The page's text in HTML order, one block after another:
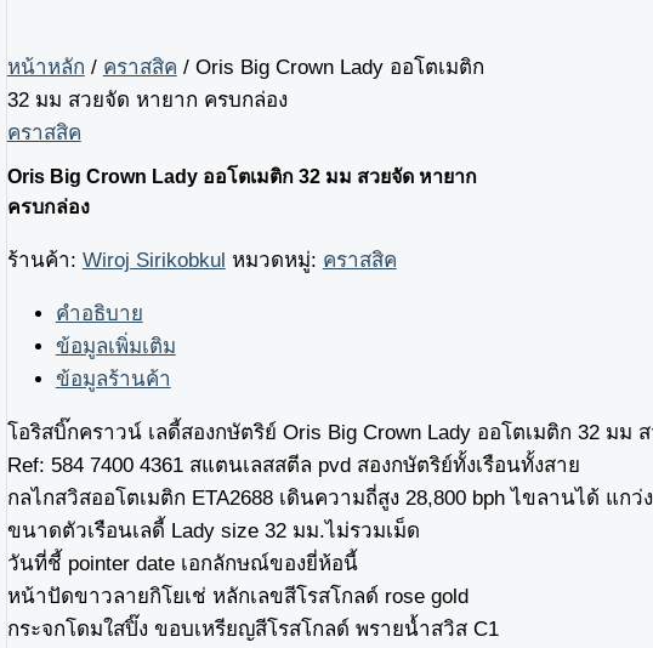
หน้าหลัก / คราสสิค / Oris Big Crown Lady ออโตเมติก
32 มม สวยจัด หายาก ครบกล่อง
คราสสิค
Oris Big Crown Lady ออโตเมติก 32 มม สวยจัด หายาก
ครบกล่อง
ร้านค้า: Wiroj Sirikobkul หมวดหมู่: คราสสิค
คำอธิบาย
ข้อมูลเพิ่มเติม
ข้อมูลร้านค้า
โอริสบิ๊กคราวน์ เลดี้สองกษัตริย์ Oris Big Crown Lady ออโตเมติก 32 มม
Ref: 584 7400 4361 สแตนเลสสตีล pvd สองกษัตริย์ทั้งเรือนทั้งสาย
กลไกสวิสออโตเมติก ETA2688 เดินความถี่สูง 28,800 bph ไขลานได้ แกว่
ขนาดตัวเรือนเลดี้ Lady size 32 มม.ไม่รวมเม็ด
วันที่ชี้ pointer date เอกลักษณ์ของยี่ห้อนี้
หน้าปัดขาวลายกิโยเช่ หลักเลขสีโรสโกลด์ rose gold
กระจกโดมใสปิ๊ง ขอบเหรียญสีโรสโกลด์ พรายน้ำสวิส C1